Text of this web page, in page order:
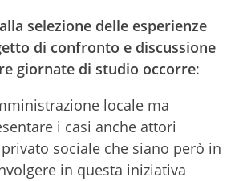
selezione delle esperienze
di confronto e discussione
giornate di studio occorre:
locale ma
i casi anche attori
sociale che siano però in
in questa iniziativa